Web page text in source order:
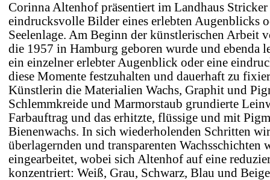
Corinna Altenhof präsentiert im Landhaus
eindrucksvolle Bilder eines erlebten Augenblicks
Seelenlage. Am Beginn der künstlerischen Arbeit
die 1957 in Hamburg geboren wurde und ebenda
ein einzelner erlebter Augenblick oder eine
diese Momente festzuhalten und dauerhaft zu
Künstlerin die Materialien Wachs, Graphit und
Schlemmkreide und Marmorstaub grundierte
Farbauftrag und das erhitzte, flüssige und mit
Bienenwachs. In sich wiederholenden Schritten
überlagernden und transparenten Wachsschichten
eingearbeitet, wobei sich Altenhof auf eine
konzentriert: Weiß, Grau, Schwarz, Blau und